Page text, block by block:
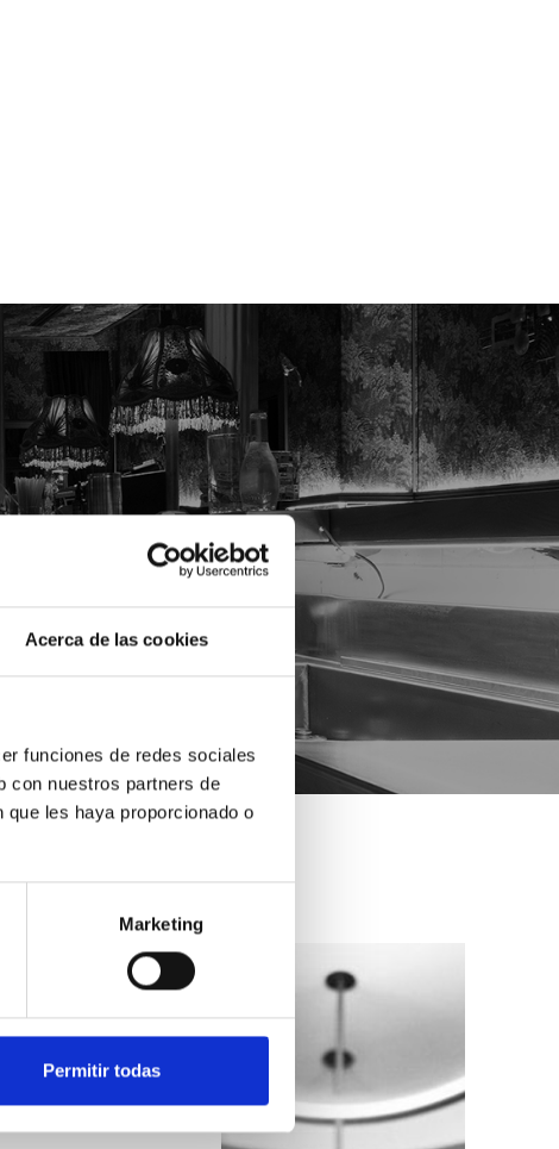
Acerca de las cookies
funciones de redes sociales
con nuestros partners de
les haya proporcionado o
Marketing
Permitir todas